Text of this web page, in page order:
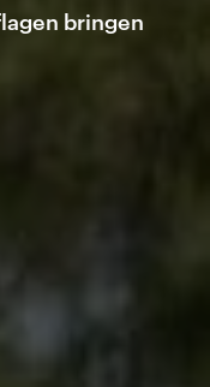
bringen